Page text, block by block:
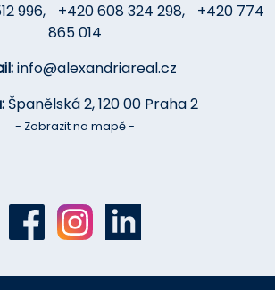
996, +420 608 324 298,
+420 774
865 014
info@alexandriareal.cz
Španělská 2, 120 00 Praha 2
- Zobrazit na mapě -